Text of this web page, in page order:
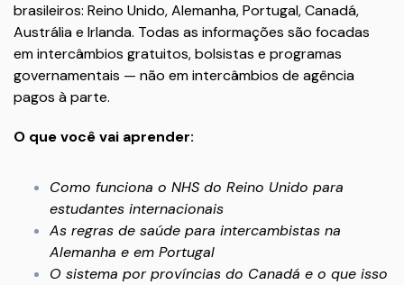
brasileiros: Reino Unido, Alemanha, Portugal, Canadá,
Austrália e Irlanda. Todas as informações são focadas
em intercâmbios gratuitos, bolsistas e programas
governamentais — não em intercâmbios de agência
pagos à parte.
O que você vai aprender:
Como funciona o NHS do Reino Unido para
estudantes internacionais
As regras de saúde para intercambistas na
Alemanha e em Portugal
O sistema por províncias do Canadá e o que isso